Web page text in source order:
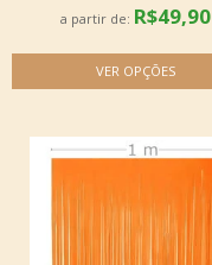
a partir de: R$49,90